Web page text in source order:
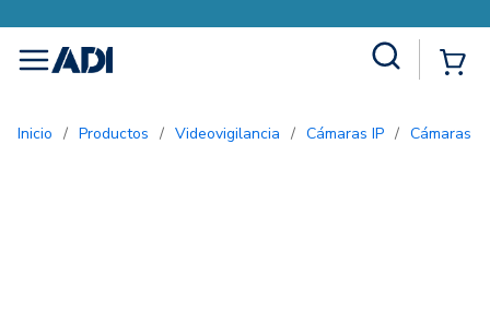
menu
Inicio / Productos / Videovigilancia / Cámaras IP / Cámaras